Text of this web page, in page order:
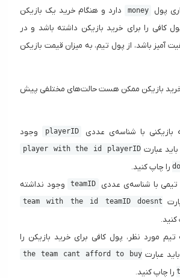
پول
money
دارد و هنگام خرید یک بازیکن
کافی را برای خرید بازیکن داشته باشد و در
آمیز باشد، از پول تیم، به میزان قیمت بازیکن
خرید بازیکن ممکن هست حالت‌های مختلفی پیش
با شناسه‌ی عددی playerID
وجود
عبارتplayer with the id playerID
را چاپ کنید.
با شناسه‌ی عددی
teamID
وجود نداشته
team with the id teamID doesnt
مورد نظر، پول کافی برای خرید بازیکن را
عبارت the team cant afford to buy
را چاپ کنید.